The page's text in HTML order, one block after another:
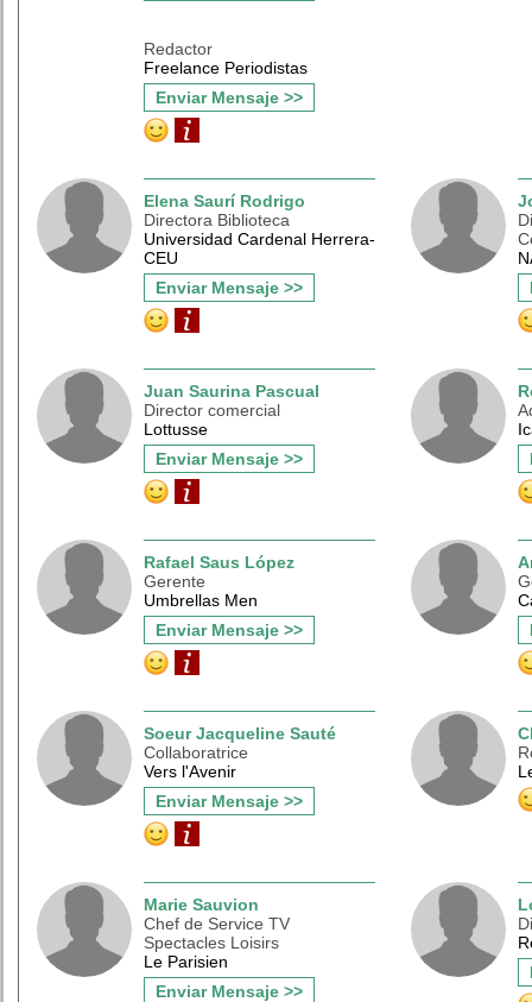
Redactor
Freelance Periodistas
Enviar Mensaje >>
Elena Saurí Rodrigo
Directora Biblioteca
Universidad Cardenal Herrera-
CEU
Enviar Mensaje >>
Juan Saurina Pascual
Director comercial
Lottusse
Enviar Mensaje >>
Rafael Saus López
Gerente
Umbrellas Men
Enviar Mensaje >>
Soeur Jacqueline Sauté
Collaboratrice
Vers l'Avenir
Enviar Mensaje >>
Marie Sauvion
Chef de Service TV
Spectacles Loisirs
Le Parisien
Enviar Mensaje >>